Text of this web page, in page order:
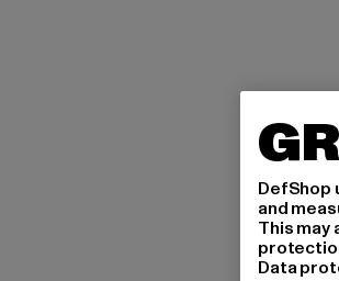
DefShop
and
This may
Data